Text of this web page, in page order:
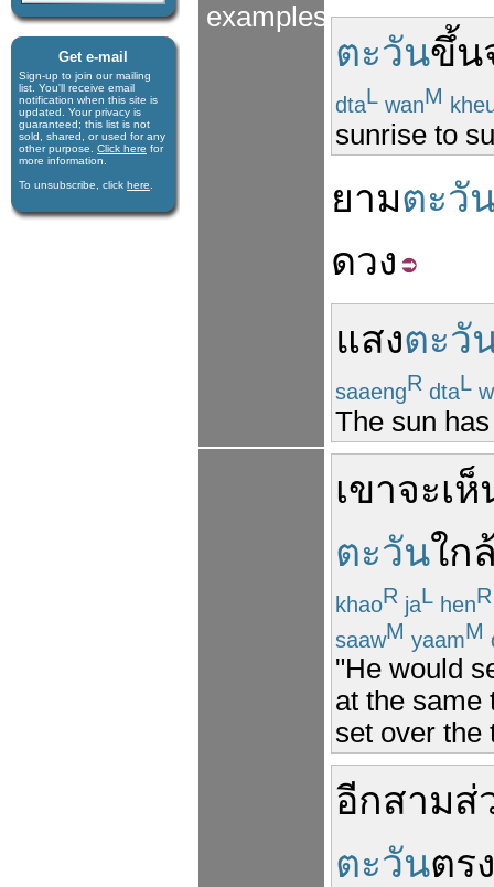
Get e-mail
Sign-up to join our mail­ing
list. You'll receive e­mail
notification when this site is
updated. Your privacy is
guaran­teed; this list is not
sold, shared, or used for any
other purpose. Click here for
more infor­mation.
To unsubscribe, click here
examples
ตะวันขึ้น
dtaL wanM
sunrise to
ยามตะวั
ดวง
แสงตะวั
saaengR dtaL
The sun
เขาจะเห็
ตะวันใก
khaoR jaL henR
saawM yaamM
"He would
at the same
set over the
อีกสามส่
ตะวันตรง